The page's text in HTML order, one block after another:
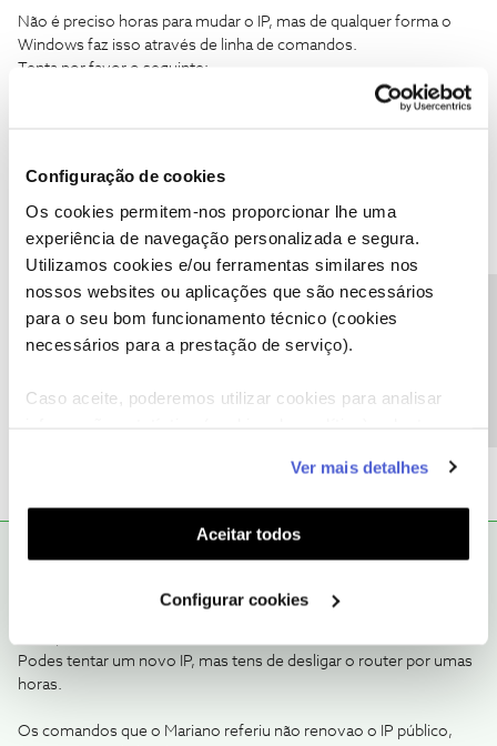
Configuração de cookies
Os cookies permitem-nos proporcionar lhe uma
experiência de navegação personalizada e segura.
Utilizamos cookies e/ou ferramentas similares nos
nossos websites ou aplicações que são necessários
para o seu bom funcionamento técnico (cookies
necessários para a prestação de serviço).
Caso aceite, poderemos utilizar cookies para analisar
funcionalidades (cookies de personalização e
funcionalidade) e adaptar anúncios aos seus interesses
(cookies de publicidade personalizada). Pode gerir a
utilização dos cookies clicando em "Configurar
Ver mais detalhes
Aceitar todos
Configurar cookies
Não é preciso horas para mudar o IP, mas de qualquer forma o
Windows faz isso através de linha de comandos.
Tenta por favor o seguinte:
1. Janela do Start (isto para o windows 10/8 para os outros é o
escreveripconfig /renewe enter ao fazer isto o PC irá renovar o
IP;
3. Caso a situação não fique resolvida tente também utilizar o
comando
ipconfig /release
que irá libertar o IP atual e obrigar a
Espero que ajude.
O problema não é com a NOS, mas com a Steam que está a
Podes tentar um novo IP, mas tens de desligar o router por umas
horas.
Os comandos que o Mariano referiu não renovao o IP público,